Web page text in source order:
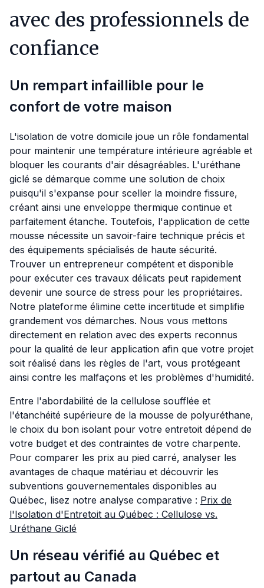
avec des professionnels de
confiance
Un rempart infaillible pour le
confort de votre maison
L'isolation de votre domicile joue un rôle fondamental
pour maintenir une température intérieure agréable et
bloquer les courants d'air désagréables. L'uréthane
giclé se démarque comme une solution de choix
puisqu'il s'expanse pour sceller la moindre fissure,
créant ainsi une enveloppe thermique continue et
parfaitement étanche. Toutefois, l'application de cette
mousse nécessite un savoir-faire technique précis et
des équipements spécialisés de haute sécurité.
Trouver un entrepreneur compétent et disponible
pour exécuter ces travaux délicats peut rapidement
devenir une source de stress pour les propriétaires.
Notre plateforme élimine cette incertitude et simplifie
grandement vos démarches. Nous vous mettons
directement en relation avec des experts reconnus
pour la qualité de leur application afin que votre projet
soit réalisé dans les règles de l'art, vous protégeant
ainsi contre les malfaçons et les problèmes d'humidité.
Entre l'abordabilité de la cellulose soufflée et
l'étanchéité supérieure de la mousse de polyuréthane,
le choix du bon isolant pour votre entretoit dépend de
votre budget et des contraintes de votre charpente.
Pour comparer les prix au pied carré, analyser les
avantages de chaque matériau et découvrir les
subventions gouvernementales disponibles au
Québec, lisez notre analyse comparative : Prix de
l'Isolation d'Entretoit au Québec : Cellulose vs.
Uréthane Giclé
Un réseau vérifié au Québec et
partout au Canada